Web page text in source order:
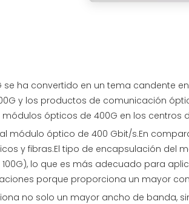
se ha convertido en un tema candente
y los productos de comunicación
ópticos de 400G en los centros
módulo óptico de 400 Gbit/s.En
y fibras.El tipo de encapsulación del
lo que es más adecuado para
porque proporciona un mayor
no solo un mayor ancho de banda,